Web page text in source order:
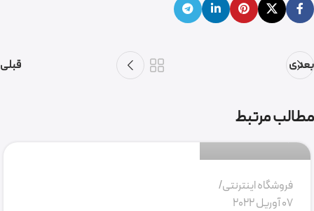
بعدی قبلی
مطالب مرتبط
فروشگاه اینترنتی
07 آوریل 2022